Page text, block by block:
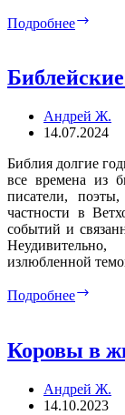
Подробнее
Андрей Ж.
14.07.2024
Библия долгие
все времена из
писатели,
частности в
событий и
излюбленной
Подробнее
Коровы в
Андрей Ж.
14.10.2023